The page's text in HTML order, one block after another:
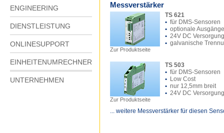
ENGINEERING
DIENSTLEISTUNG
ONLINESUPPORT
EINHEITENUMRECHNER
UNTERNEHMEN
Messverstärker
Zur Produktseite
TS 621
• für DMS-Sensoren
• optionale Ausgänge
• 24V DC Versorgung
• galvanische
Zur Produktseite
TS 503
• für DMS-Sensoren
• Low Cost
• nur 12,5mm breit
• 24V DC Versorgung
... weitere Messverstärker für diesen